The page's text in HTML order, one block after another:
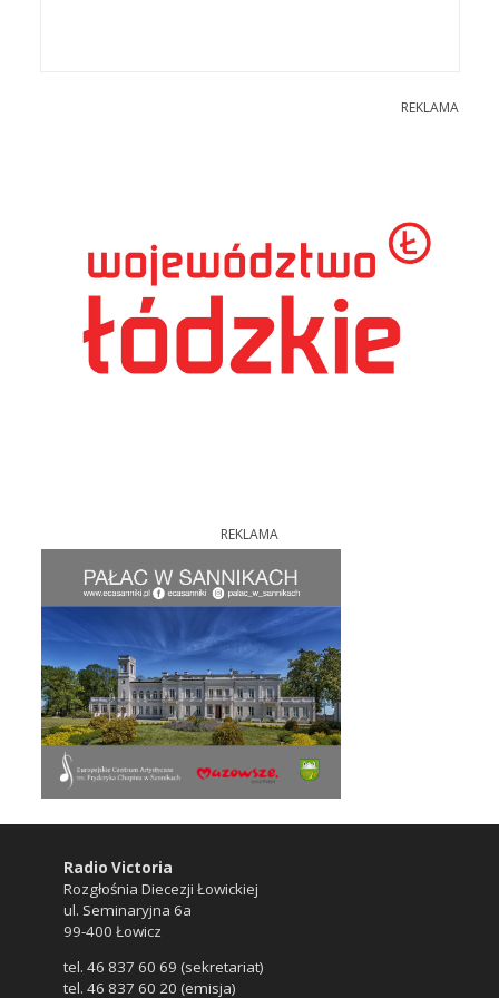
REKLAMA
REKLAMA
Radio Victoria
Rozgłośnia Diecezji Łowickiej
ul. Seminaryjna 6a
99-400 Łowicz
tel. 46 837 60 69 (sekretariat)
tel. 46 837 60 20 (emisja)